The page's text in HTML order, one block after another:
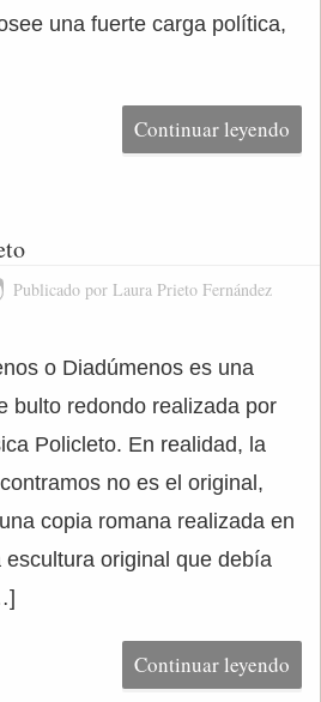
una fuerte carga política,
Continuar leyendo
Publicado por Laura Prieto Fernández
o Diadúmenos es una
bulto redondo realizada por
Policleto. En realidad, la
no es el original,
copia romana realizada en
original que debía
Continuar leyendo